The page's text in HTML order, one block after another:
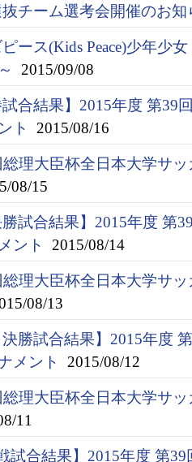
チーム選考会開催のお知
ース(Kids Peace)少年少
2015/09/08
試合結果】2015年度 第39
ト
2015/08/16
総理大臣杯全日本大学サ
08/15
勝試合結果】2015年度 第
ント
2015/08/14
総理大臣杯全日本大学サ
08/13
決勝試合結果】2015年度
メント
2015/08/12
総理大臣杯全日本大学サ
11
試合結果】2015年度 第